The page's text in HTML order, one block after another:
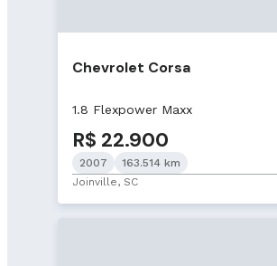
Chevrolet Corsa
1.8 Flexpower Maxx
R$ 22.900
2007
163.514 km
Joinville, SC